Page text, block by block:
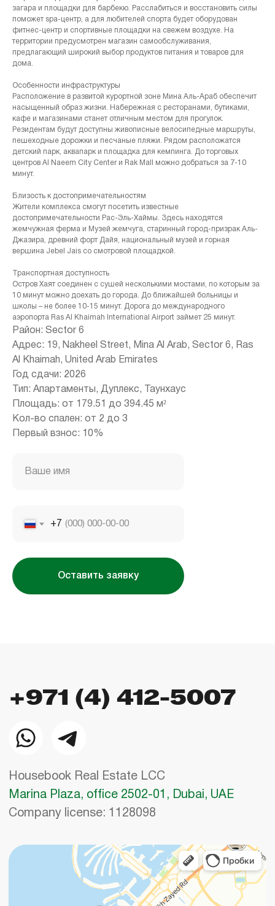
загара и площадки для барбекю. Расслабиться и восстановить силы
поможет spa-центр, а для любителей спорта будет оборудован
фитнес-центр и спортивные площадки на свежем воздухе. На
территории предусмотрен магазин самообслуживания,
предлагающий широкий выбор продуктов питания и товаров для
дома.
Особенности инфраструктуры
Расположение в развитой курортной зоне Мина Аль-Араб обеспечит
насыщенный образ жизни. Набережная с ресторанами, бутиками,
кафе и магазинами станет отличным местом для прогулок.
Резидентам будут доступны живописные велосипедные маршруты,
пешеходные дорожки и песчаные пляжи. Рядом расположатся
детский парк, аквапарк и площадка для кемпинга. До торговых
центров Al Naeem City Center и Rak Mall можно добраться за 7-10
минут.
Близость к достопримечательностям
Жители комплекса смогут посетить известные
достопримечательности Рас-Эль-Хаймы. Здесь находятся
жемчужная ферма и Музей жемчуга, старинный город-призрак Аль-
Джазира, древний форт Дайя, национальный музей и горная
вершина Jebel Jais со смотровой площадкой.
Транспортная доступность
Остров Хаят соединен с сушей несколькими мостами, по которым за
10 минут можно доехать до города. До ближайшей больницы и
школы – не более 10-15 минут. Дорога до международного
аэропорта Ras Al Khaimah International Airport займет 25 минут.
Район: Sector 6
Адрес: 19, Nakheel Street, Mina Al Arab, Sector 6, Ras
Al Khaimah, United Arab Emirates
Год сдачи: 2026
Тип: Апартаменты, Дуплекс, Таунхаус
Площадь: от 179.51 до 394.45 м²
Кол-во спален: от 2 до 3
Первый взнос: 10%
Ваше имя
+7
Оставить заявку
+971 (4) 412-5007
Housebook Real Estate LCC
Marina Plaza, office 2502-01, Dubai, UAE